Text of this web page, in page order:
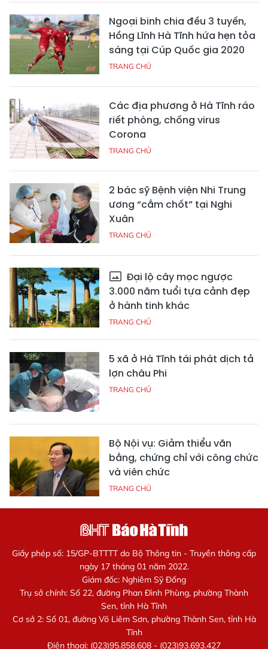
Ngoại binh chia đều 3 tuyến,
Hồng Lĩnh Hà Tĩnh hứa hẹn tỏa
sáng tại Cúp Quốc gia 2020
TRANG CHỦ
Các địa phương ở Hà Tĩnh ráo
riết phòng, chống virus
Corona
TRANG CHỦ
2 bác sỹ Bệnh viện Nhi Trung
ương “cắm chốt” tại Nghi
Xuân
TRANG CHỦ
Đại lộ cây mọc ngược
3.000 năm tuổi tựa cảnh đẹp
ở hành tinh khác
TRANG CHỦ
5 xã ở Hà Tĩnh tái phát dịch tả
lợn châu Phi
TRANG CHỦ
Bộ Nội vụ: Giảm thiểu văn
bằng, chứng chỉ với công chức
và viên chức
TRANG CHỦ
Giấy phép số: 15/GP-BTTTT do Bộ Thông tin - Truyền thông cấp
ngày 17 tháng 01 năm 2022.
Giám đốc: Nghiêm Sỹ Đống
Trụ sở chính: Số 22, đường Phan Đình Phùng, phường Thành
Sen, tỉnh Hà Tĩnh
Cơ sở 2: Số 01, đường Võ Liêm Sơn, phường Thành Sen, tỉnh Hà
Tĩnh
Điện thoại: (023)95.858.608 - (023)93.693.427